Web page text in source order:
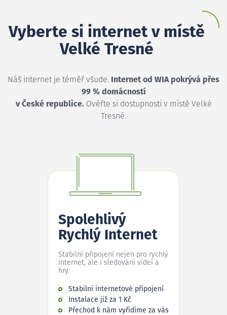
Vyberte si internet v místě
Velké Tresné
Náš internet je téměř všude. Internet od WIA pokrývá přes
99 % domácností
v České republice.Ověřte si dostupnosti v místě Velké
Tresné.
Spolehlivý
Rychlý Internet
Stabilní připojení nejen pro rychlý
internet, ale i sledování videí a
hry.
Stabilní internetové připojení
Instalace již za 1 Kč
Přechod k nám vyřídíme za vás